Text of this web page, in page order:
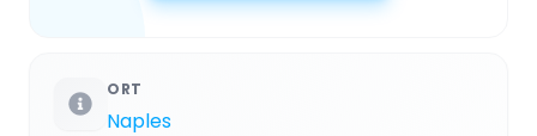
ORT
Naples